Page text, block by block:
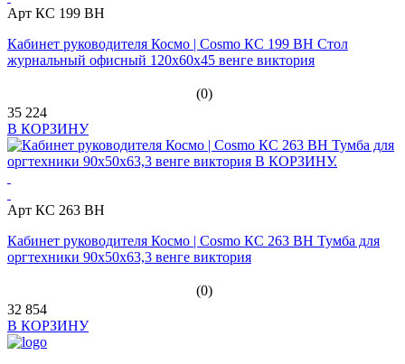
Арт КС 199 ВН
Кабинет руководителя Космо | Cosmo КС 199 ВН Стол
журнальный офисный 120х60х45 венге виктория
(0)
35 224
В КОРЗИНУ
Арт КС 263 ВН
Кабинет руководителя Космо | Cosmo КС 263 ВН Тумба для
оргтехники 90х50х63,3 венге виктория
(0)
32 854
В КОРЗИНУ